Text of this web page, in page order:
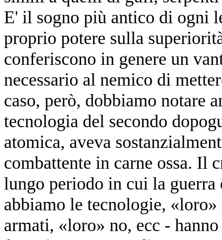
E' il sogno più antico di ogni
proprio potere sulla
conferiscono in genere un
necessario al nemico di
caso, però, dobbiamo notare
tecnologia del secondo
atomica, aveva
combattente in carne ossa. Il
lungo periodo in cui la
abbiamo le tecnologie,
armati, «loro» no, ecc -